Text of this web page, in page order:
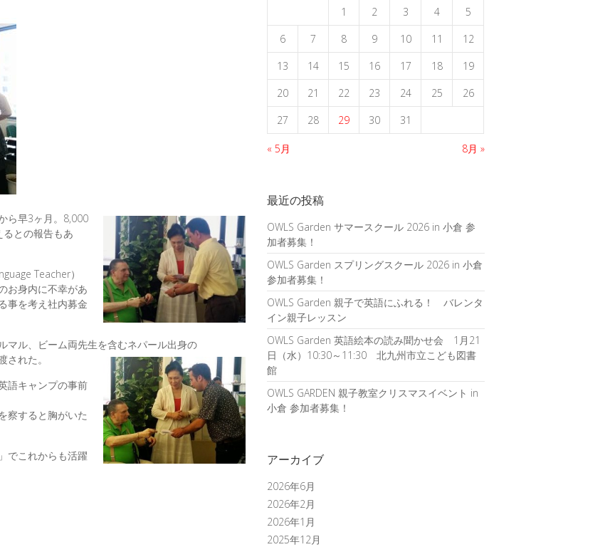
ら早3ヶ月。8,000
との報告もあ
Teacher）
お身内に不幸があ
事を考え社内募金
マル、ビーム両先生を含むネパール出身の
れた。
語キャンプの事前
察すると胸がいた
でこれからも活躍
1 2 3 4
5
6
7 8 9 10 11
12
13
14 15 16 17 18
19
20
21 22 23 24 25
26
27
28 29 30 31
« 5月 8月 »
最近の投稿
OWLS Garden サマースクール 2026 in 小倉 参
加者募集！
OWLS Garden スプリングスクール 2026 in 小倉
参加者募集！
OWLS Garden 親子で英語にふれる！ バレンタ
イン親子レッスン
OWLS Garden 英語絵本の読み聞かせ会 1月21
日（水）10:30～11:30 北九州市立こども図書
館
OWLS GARDEN 親子教室クリスマスイベント in
小倉 参加者募集！
アーカイブ
2026年6月
2026年2月
2026年1月
2025年12月